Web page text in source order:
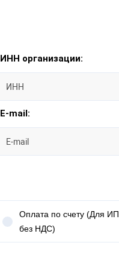
ИНН организации:
E-mail:
Оплата по счету (Для ИП
без НДС)